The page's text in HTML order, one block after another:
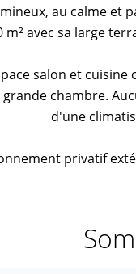
au calme
m² avec sa large
salon et
chambre.
d'une
privatif